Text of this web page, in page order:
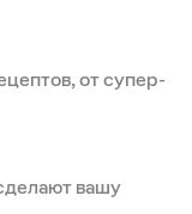
от супер-
вашу